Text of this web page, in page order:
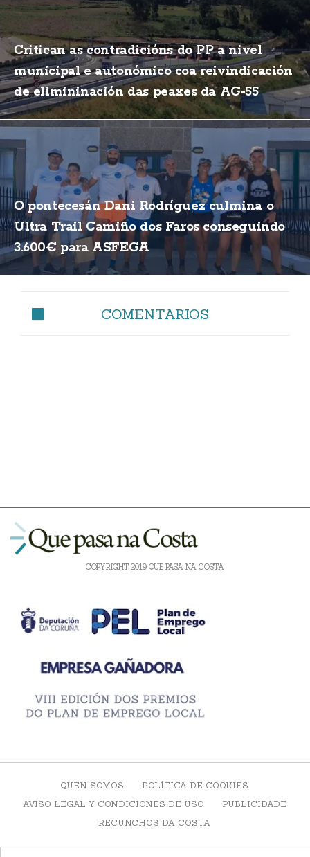
Critican as contradicións do PP a nivel
municipal e autonómico coa reivindicación
de elimininación das peaxes da AG-55
O pontecesán Dani Rodríguez culmina o
Ultra Trail Camiño dos Faros conseguindo
3.600€ para ASFEGA
COMENTARIOS
COPYRIGHT 2019 QUE PASA NA COSTA
QUEN SOMOS
POLÍTICA DE COOKIES
AVISO LEGAL Y CONDICIONES DE USO
PUBLICIDADE
RECUNCHOS DA COSTA